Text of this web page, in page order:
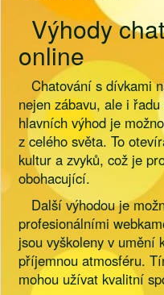
Výhody
online
Chatování s dívkami
nejen zábavu, ale i
hlavních výhod je
z celého světa. To
kultur a zvyků, což je
obohacující.
Další výhodou je
profesionálními
jsou vyškoleny v umění
příjemnou atmosféru.
mohou užívat kvalitní